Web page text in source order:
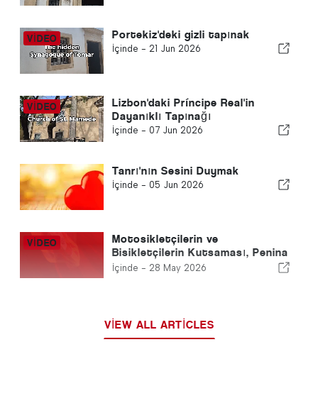
Portekiz'deki gizli tapınak
İçinde - 21 Jun 2026
Lizbon'daki Príncipe Real'in
Dayanıklı Tapınağı
İçinde - 07 Jun 2026
Tanrı'nın Sesini Duymak
İçinde - 05 Jun 2026
Motosikletçilerin ve
Bisikletçilerin Kutsaması, Penina
Kilisesi'nde yüzlerce kişiyi bir
İçinde - 28 May 2026
VIEW ALL ARTICLES